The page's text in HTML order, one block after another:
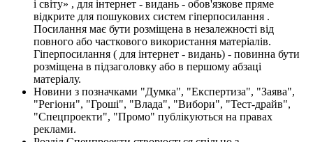
і світу» , для інтернет - видань - обов'язкове пряме
відкрите для пошукових систем гіперпосилання .
Посилання має бути розміщена в незалежності від
повного або часткового використання матеріалів.
Гіперпосилання ( для інтернет - видань) - повинна бути
розміщена в підзаголовку або в першому абзаці
матеріалу.
Новини з позначками "Думка", "Експертиза", "Заява",
"Регіони", "Гроші", "Влада", "Вибори", "Тест-драйв",
"Спецпроекти", "Промо" публікуються на правах
реклами.